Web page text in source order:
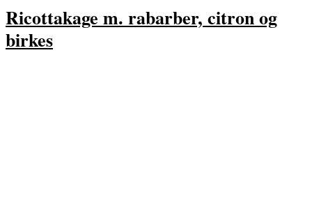
Ricottakage m. rabarber, citron og
birkes